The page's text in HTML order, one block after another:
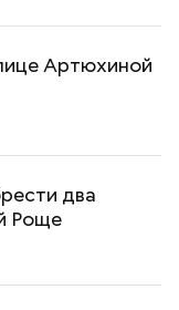
Артюхиной
два
Роще